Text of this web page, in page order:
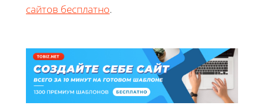
сайтов бесплатно.